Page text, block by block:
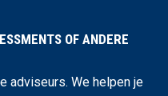
OF ANDERE
adviseurs. We helpen je